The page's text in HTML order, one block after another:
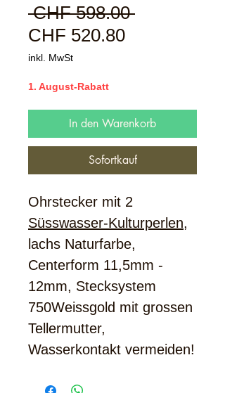
CHF 598.00
CHF 520.80Sale-
inkl. MwSt
1. August-Rabatt
In den Warenkorb
Sofortkauf
Ohrstecker mit 2
Süsswasser-Kulturperlen,
lachs Naturfarbe,
Centerform 11,5mm -
12mm, Stecksystem
750Weissgold mit grossen
Tellermutter,
Wasserkontakt vermeiden!